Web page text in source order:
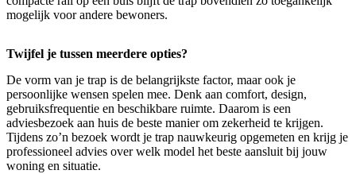
mogelijk voor andere bewoners.
Twijfel je tussen meerdere opties?
De vorm van je trap is de belangrijkste factor, maar ook je
persoonlijke wensen spelen mee. Denk aan comfort, design,
gebruiksfrequentie en beschikbare ruimte. Daarom is een
adviesbezoek aan huis de beste manier om zekerheid te krijgen.
Tijdens zo’n bezoek wordt je trap nauwkeurig opgemeten en krijg je
professioneel advies over welk model het beste aansluit bij jouw
woning en situatie.